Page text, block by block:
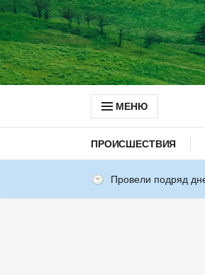
МЕНЮ
ПРОИСШЕСТВИЯ
Провели подряд